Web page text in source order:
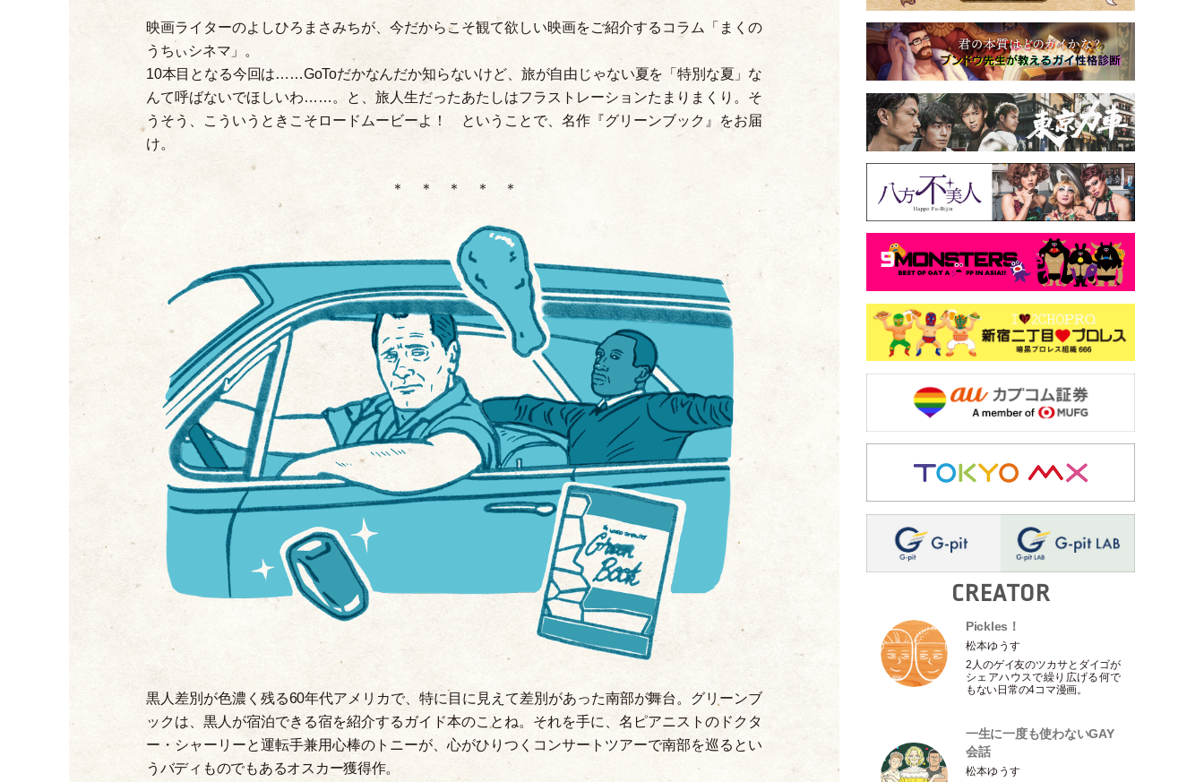
映画ライターのよしひろまさみちが、今だからこそ観て欲しい映画をご紹介するコラム 「 まくの
うちぃシネマ 」
。
10本目となる今回は……GoToだかなんだか知らないけど、旅が自由じゃない夏を 「特別な夏 」 な
んて呼ばないでほしいわ……。と、旅人生だったあたしはフラストレーションたまりまくり。そ
うそう、こういうときこそロードムービーよ！ ということで、名作『グリーンブック』をお届
け。
＊ ＊ ＊ ＊ ＊
黒人差別が色濃く残る60年代アメリカで、特に目に見えて差別があった南部が舞台。グリーンブ
ックは、黒人が宿泊できる宿を紹介するガイド本のことね。それを手に、名ピアニストのドクタ
ー・シャーリーと運転手兼用心棒のトニーが、心がひりつくコンサートツアーで南部を巡るとい
うバディものでもあるオスカー獲得作。
CREATOR
Pickles！
松本ゆうす
2人のゲイ友のツカサとダイゴが
シェアハウスで繰り広げる何で
もない日常の4コマ漫画。
一生に一度も使わないGAY
会話
松本ゆうす